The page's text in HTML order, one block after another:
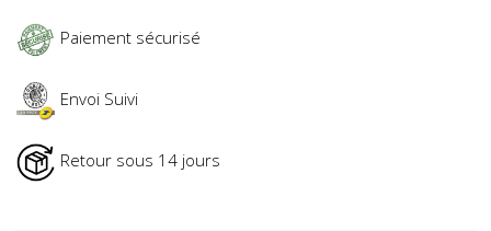
Paiement sécurisé
Envoi Suivi
Retour sous 14 jours